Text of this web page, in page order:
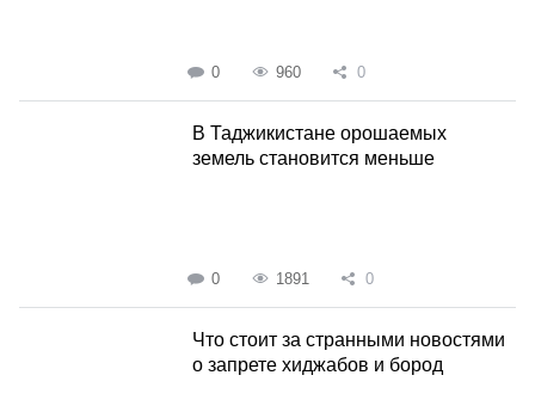
0 960 0
В Таджикистане орошаемых
земель становится меньше
0 1891 0
Что стоит за странными новостями
о запрете хиджабов и бород